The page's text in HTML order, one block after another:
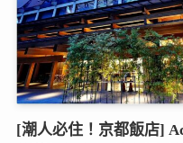
[潮人必住！京都飯店]